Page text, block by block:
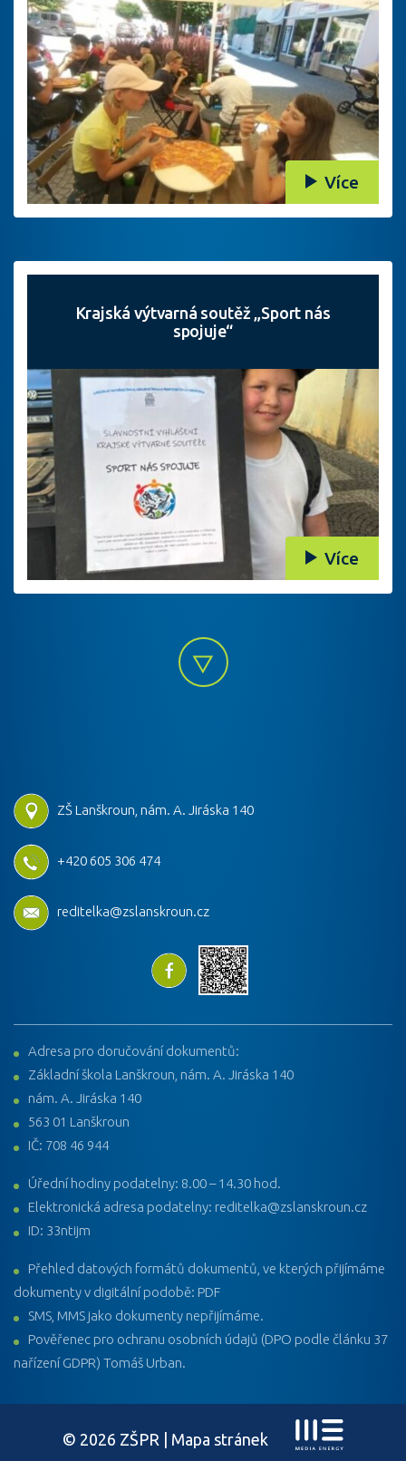
Více
Krajská výtvarná soutěž „Sport nás
spojuje“
Více
ZŠ Lanškroun, nám. A. Jiráska 140
+420 605 306 474
reditelka@zslanskroun.cz
Adresa pro doručování dokumentů:
Základní škola Lanškroun, nám. A. Jiráska 140
nám. A. Jiráska 140
563 01 Lanškroun
IČ: 708 46 944
Úřední hodiny podatelny: 8.00 – 14.30 hod.
Elektronická adresa podatelny: reditelka@zslanskroun.cz
ID: 33ntijm
Přehled datových formátů dokumentů, ve kterých přijímáme
dokumenty v digitální podobě: PDF
SMS, MMS jako dokumenty nepřijímáme.
Pověřenec pro ochranu osobních údajů (DPO podle článku 37
nařízení GDPR) Tomáš Urban.
© 2026 ZŠPR | Mapa stránek